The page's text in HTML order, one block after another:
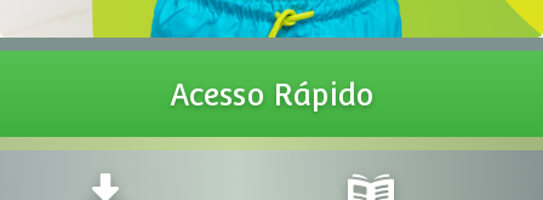
Acesso Rápido